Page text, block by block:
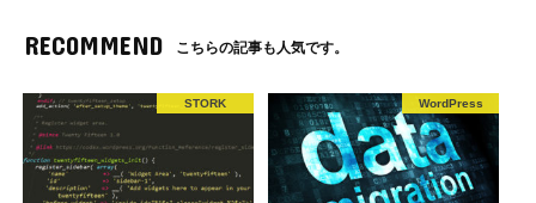
RECOMMEND こちらの記事も人気です。
STORK WordPress